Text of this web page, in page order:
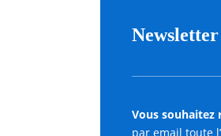
Newsletter
Vous souhaitez
par email toute